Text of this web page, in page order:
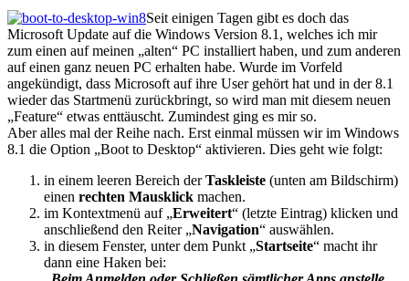
Seit einigen Tagen gibt es doch das
Microsoft Update auf die Windows Version 8.1, welches ich mir
zum einen auf meinen „alten“ PC installiert haben, und zum anderen
auf einen ganz neuen PC erhalten habe. Wurde im Vorfeld
angekündigt, dass Microsoft auf ihre User gehört hat und in der 8.1
wieder das Startmenü zurückbringt, so wird man mit diesem neuen
„Feature“ etwas enttäuscht. Zumindest ging es mir so.
Aber alles mal der Reihe nach. Erst einmal müssen wir im Windows
8.1 die Option „Boot to Desktop“ aktivieren. Dies geht wie folgt:
in einem leeren Bereich derTaskleiste (unten am Bildschirm)
einen rechten Mausklick machen.
im Kontextmenü auf „Erweitert“ (letzte Eintrag) klicken und
anschließend den Reiter „Navigation“ auswählen.
in diesem Fenster, unter dem Punkt „Startseite“ macht ihr
dann eine Haken bei: